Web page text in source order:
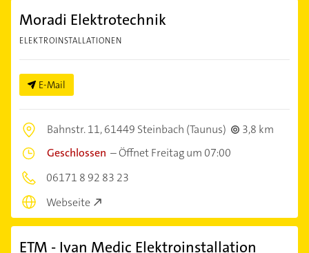
Moradi Elektrotechnik
ELEKTROINSTALLATIONEN
E-Mail
Bahnstr. 11,61449 Steinbach (Taunus)
3,8 km
Geschlossen –Öffnet Freitag um 07:00
06171 8 92 83 23
Webseite
ETM - Ivan Medic Elektroinstallation